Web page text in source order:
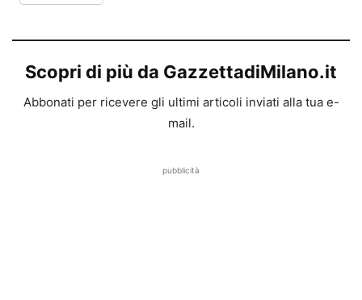
Scopri di più da GazzettadiMilano.it
Abbonati per ricevere gli ultimi articoli inviati alla tua e-
mail.
pubblicità